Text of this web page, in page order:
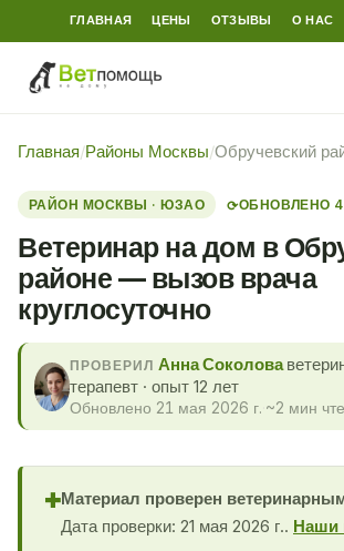
ГЛАВНАЯ ЦЕНЫ ОТЗЫВЫ О НАС
Главная/Районы Москвы/Обручевский
РАЙОН МОСКВЫ · ЮЗАО ⟳ОБНОВЛЕНО
Ветеринар на дом в
районе — вызов врача
круглосуточно
ПРОВЕРИЛ Анна Соколова
терапевт · опыт 12 лет
Обновлено 21 мая 2026 г. ~2 мин
✚Материал проверен
Дата проверки: 21 мая 2026 г.. Наши